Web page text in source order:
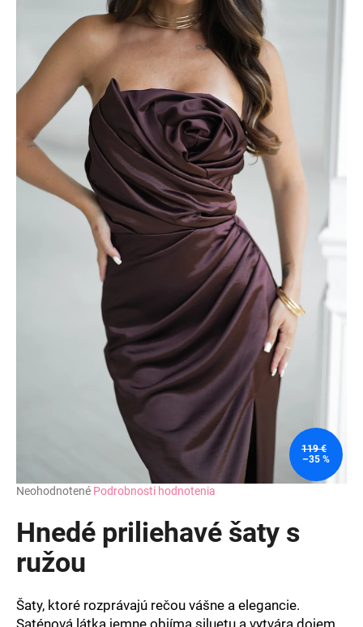
Priemerné
produktu
je
hviezdičiek.
Neohodnotené Podrobnosti hodnotenia
Hnedé priliehavé šaty s
ružou
Šaty, ktoré rozprávajú rečou vášne a elegancie.
Saténová látka jemne objíma siluetu a vytvára dojem
119 €
–35 %